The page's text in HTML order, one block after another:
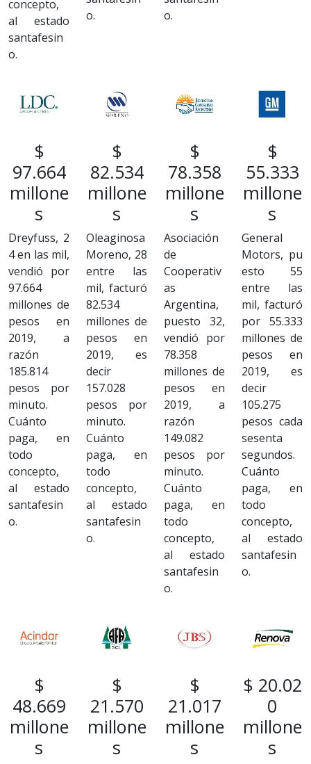
concepto,
al estado
santafesin
o.
o.
o.
$
97.664
millone
s
Dreyfuss, 2
4 en las mil,
vendió por
97.664
millones de
pesos en
2019, a
razón
185.814
pesos por
minuto.
Cuánto
paga, en
todo
concepto,
al estado
santafesin
o.
$
82.534
millone
s
Oleaginosa
Moreno, 28
entre las
mil, facturó
82.534
millones de
pesos en
2019, es
decir
157.028
pesos por
minuto.
Cuánto
paga, en
todo
concepto,
al estado
santafesin
o.
$
78.358
millone
s
Asociación
de
Cooperativ
as
Argentina,
puesto 32,
vendió por
78.358
millones de
pesos en
2019, a
razón
149.082
pesos por
minuto.
Cuánto
paga, en
todo
concepto,
al estado
santafesin
o.
$
55.333
millone
s
General
Motors, pu
esto 55
entre las
mil, facturó
por 55.333
millones de
pesos en
2019, es
decir
105.275
pesos cada
sesenta
segundos.
Cuánto
paga, en
todo
concepto,
al estado
santafesin
o.
$
48.669
millone
s
$
21.570
millone
s
$
21.017
millone
s
$ 20.02
0
millone
s